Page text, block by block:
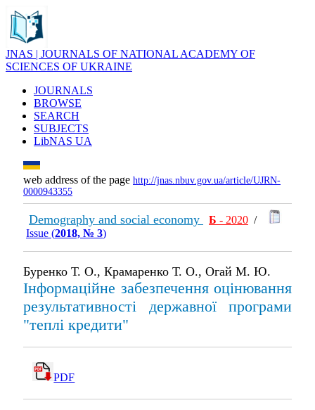
JNAS | JOURNALS OF NATIONAL ACADEMY OF
SCIENCES OF UKRAINE
JOURNALS
BROWSE
SEARCH
SUBJECTS
LibNAS UA
web address of the page http://jnas.nbuv.gov.ua/article/UJRN-
0000943355
Demography and social economy Б - 2020 /
Issue (2018, № 3)
Буренко Т. О., Крамаренко Т. О., Огай М. Ю.
Інформаційне забезпечення оцінювання
результативності державної програми
"теплі кредити"
PDF